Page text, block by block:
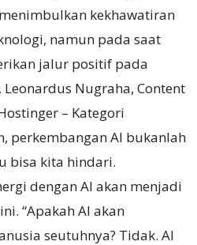
kekhawatiran
namun pada saat
jalur positif pada
Leonardus Nugraha, Content
– Kategori
perkembangan AI bukanlah
bisa kita hindari.
dengan AI akan menjadi
“Apakah AI akan
seutuhnya? Tidak. AI